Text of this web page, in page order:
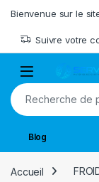
Bienvenue sur le
Suivre votre
Open
Recherche pour :
Blog
Accueil